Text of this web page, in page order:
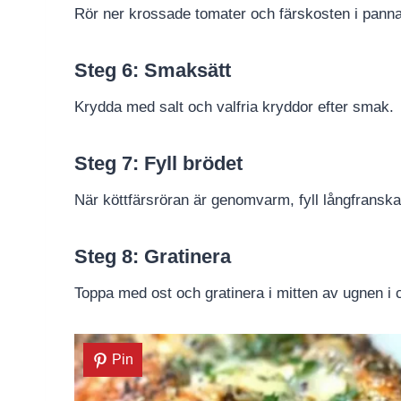
Rör ner krossade tomater och färskosten i
Steg 6: Smaksätt
Krydda med salt och valfria kryddor efter smak.
Steg 7: Fyll brödet
När köttfärsröran är genomvarm, fyll
Steg 8: Gratinera
Toppa med ost och gratinera i mitten av ugnen
Pin